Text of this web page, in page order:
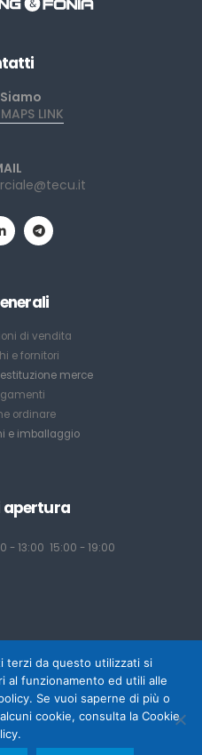
LINK
di vendita
e fornitori
merce
ordinare
e imballaggio
apertura
- 13:00 15:00 - 19:00
- Antonio Palumbo
terzi da questo utilizzati si
al funzionamento ed utili alle
Se vuoi saperne di più o
cookie, consulta la Cookie